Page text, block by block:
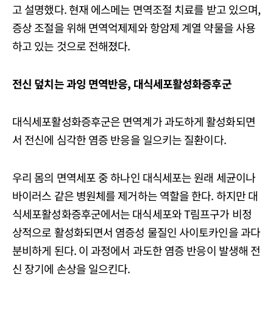
고 설명했다. 현재 에스메는 면역조절 치료를 받고 있으며,
증상 조절을 위해 면역억제제와 항암제 계열 약물을 사용
하고 있는 것으로 전해졌다.
전신 덮치는 과잉 면역반응, 대식세포활성화증후군
대식세포활성화증후군은 면역계가 과도하게 활성화되면
서 전신에 심각한 염증 반응을 일으키는 질환이다.
우리 몸의 면역세포 중 하나인 대식세포는 원래 세균이나
바이러스 같은 병원체를 제거하는 역할을 한다. 하지만 대
식세포활성화증후군에서는 대식세포와 T림프구가 비정
상적으로 활성화되면서 염증성 물질인 사이토카인을 과다
분비하게 된다. 이 과정에서 과도한 염증 반응이 발생해 전
신 장기에 손상을 일으킨다.